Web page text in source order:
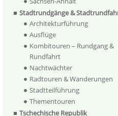
Stadtrundgänge &
Architekturführung
Ausflüge
Kombitouren – Rundgang &
Rundfahrt
Nachtwächter
Radtouren & Wanderungen
Stadtteilführung
Thementouren
Tschechische Republik